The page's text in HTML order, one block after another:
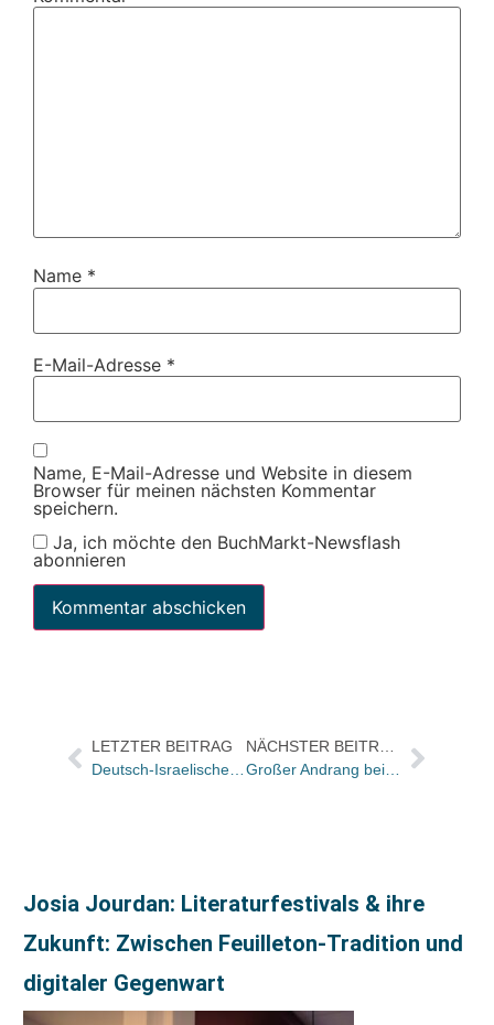
Name *
E-Mail-Adresse *
Name, E-Mail-Adresse und Website in diesem
Browser für meinen nächsten Kommentar
speichern.
Ja, ich möchte den BuchMarkt-Newsflash
abonnieren
LETZTER BEITRAG
Deutsch-Israelische Literaturtage im Oktober in Berlin
Josia Jourdan: Literaturfestivals & ihre
Zukunft: Zwischen Feuilleton-Tradition und
digitaler Gegenwart